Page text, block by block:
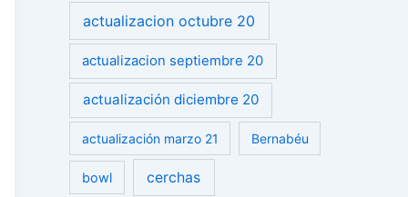
actualizacion octubre 20
actualizacion septiembre 20
actualización diciembre 20
actualización marzo 21 Bernabéu
bowl cerchas